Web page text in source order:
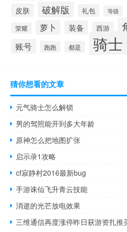
皮肤 破解版 礼包 等级
荣耀 萝卜 装备 西游
账号 跑跑 都是 骑士
猜你想看的文章
元气骑士怎么解锁
男的驾照能开到多大年龄
原神怎么把地图扩张
启示录1攻略
cf寂静村2016最新bug
手游诛仙飞升青云技能
消逝的光芒放电效果
三维通信再度涨停昨日获游资扎推